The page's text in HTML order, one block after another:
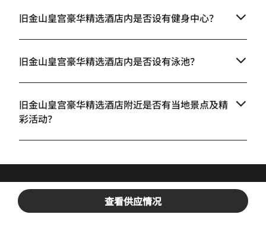
查看供应情况
旧金山皇宫豪华精选酒店内是否设有健身中心？
旧金山皇宫豪华精选酒店内是否设有泳池？
旧金山皇宫豪华精选酒店附近是否有当地景点及精
彩活动？
使用万豪旅享家手机 App 开启您的住宿之旅